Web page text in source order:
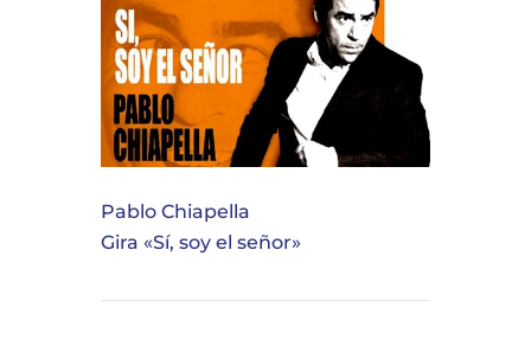
Pablo Chiapella
Gira «Sí, soy el señor»